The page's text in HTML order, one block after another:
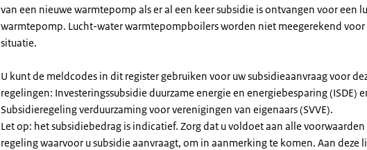
van een nieuwe warmtepomp als er al een keer subsidie is ontvangen voor een
warmtepomp. Lucht-water warmtepompboilers worden niet meegerekend voor
situatie.
U kunt de meldcodes in dit register gebruiken voor uw subsidieaanvraag voor
regelingen: Investeringssubsidie duurzame energie en energiebesparing (ISDE)
Subsidieregeling verduurzaming voor verenigingen van eigenaars (SVVE).
Let op: het subsidiebedrag is indicatief. Zorg dat u voldoet aan alle voorwaarden
regeling waarvoor u subsidie aanvraagt, om in aanmerking te komen. Aan deze